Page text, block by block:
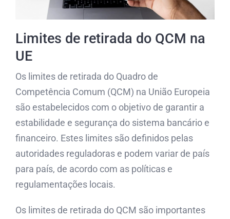
Limites de retirada do QCM na
UE
Os limites de retirada do Quadro de
Competência Comum (QCM) na União Europeia
são estabelecidos com o objetivo de garantir a
estabilidade e segurança do sistema bancário e
financeiro. Estes limites são definidos pelas
autoridades reguladoras e podem variar de país
para país, de acordo com as políticas e
regulamentações locais.
Os limites de retirada do QCM são importantes